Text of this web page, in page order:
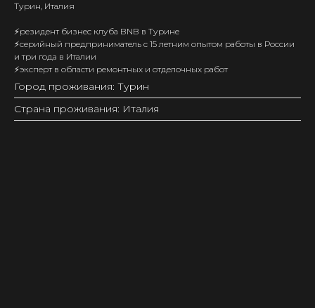
Турин, Италия
⚡️резидент бизнес клуба BNB в Турине
⚡️серийный предприниматель с 15 летним опытом работы в России
и три года в Италии
⚡️эксперт в области ремонтных и отделочных работ
Город проживания: Турин
Страна проживания: Италия